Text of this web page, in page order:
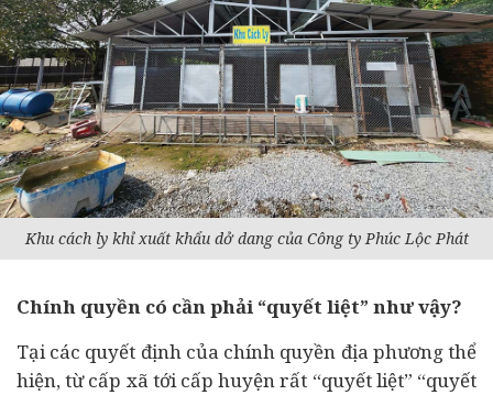
Khu cách ly khỉ xuất khẩu dở dang của Công ty Phúc Lộc Phát
Chính quyền có cần phải “quyết liệt” như vậy?
Tại các quyết định của chính quyền địa phương thể
hiện, từ cấp xã tới cấp huyện rất “quyết liệt” “quyết